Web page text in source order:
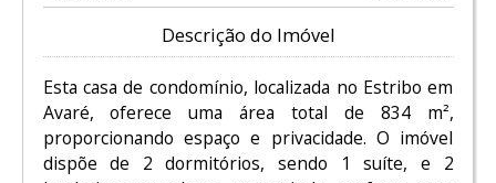
Descrição do Imóvel
Esta casa de condomínio, localizada no Estribo em
Avaré, oferece uma área total de 834 m²,
proporcionando espaço e privacidade. O imóvel
dispõe de 2 dormitórios, sendo 1 suíte, e 2